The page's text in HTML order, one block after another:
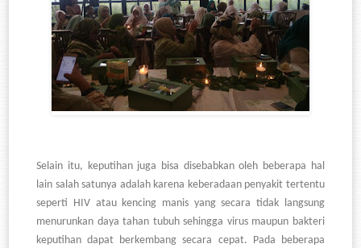
Selain itu, keputihan juga bisa disebabkan oleh beberapa hal
lain salah satunya adalah karena keberadaan penyakit tertentu
seperti HIV atau kencing manis yang secara tidak langsung
menurunkan daya tahan tubuh sehingga virus maupun bakteri
keputihan dapat berkembang secara cepat. Pada beberapa